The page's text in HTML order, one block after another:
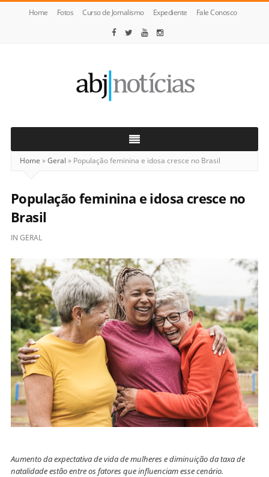
Home Fotos Curso de Jornalismo Expediente Fale Conosco
Notícias
Home »Geral » População feminina e idosa cresce no Brasil
População feminina e idosa cresce no
Brasil
IN GERAL
Aumento da expectativa de vida de mulheres e diminuição da taxa de
natalidade estão entre os fatores que influenciam esse cenário.